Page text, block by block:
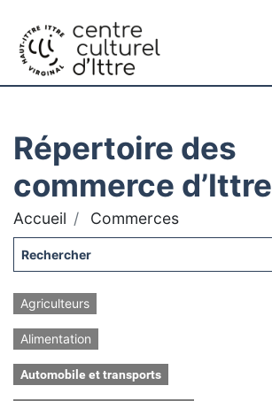
Répertoire des
commerce d’Ittre
Accueil Commerces
Agriculteurs
Alimentation
Automobile et transports